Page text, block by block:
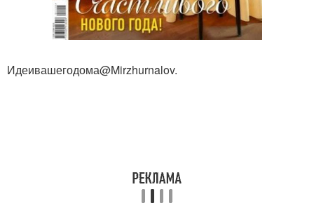
Идеивашегодома@Mirzhurnalov.